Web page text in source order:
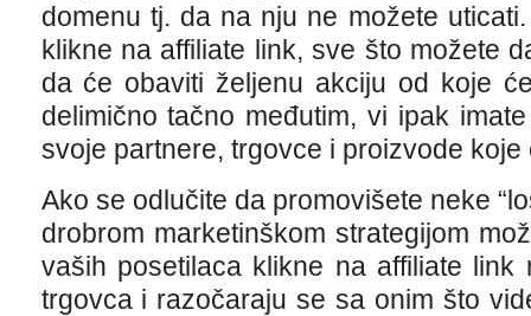
domenu tj. da na nju ne možete
klikne na affiliate link, sve što možete
da će obaviti željenu akciju od koje
delimično tačno međutim, vi ipak
svoje partnere, trgovce i proizvode koje
Ako se odlučite da promovišete neke
drobrom marketinškom strategijom
vaših posetilaca klikne na affiliate
trgovca i razočaraju se sa onim što